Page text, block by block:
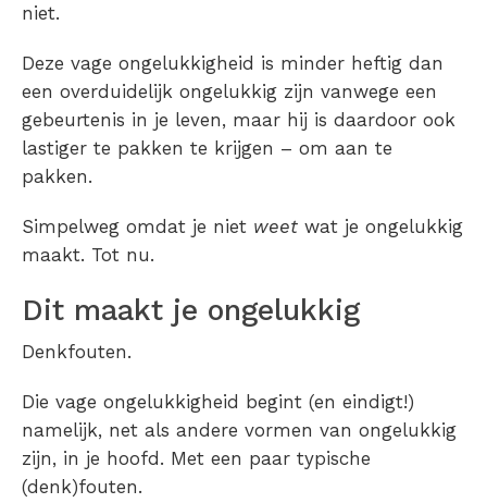
niet.
Deze vage ongelukkigheid is minder heftig dan
een overduidelijk ongelukkig zijn vanwege een
gebeurtenis in je leven, maar hij is daardoor ook
lastiger te pakken te krijgen – om aan te
pakken.
Simpelweg omdat je niet weet wat je ongelukkig
maakt. Tot nu.
Dit maakt je ongelukkig
Denkfouten.
Die vage ongelukkigheid begint (en eindigt!)
namelijk, net als andere vormen van ongelukkig
zijn, in je hoofd. Met een paar typische
(denk)fouten.